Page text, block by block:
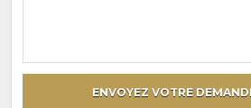
ENVOYEZ VOTRE